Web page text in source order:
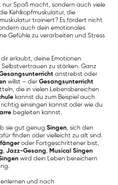
nur Spaß macht, sondern auch viele
Kehlkopfmuskulatur, die
trainiert? Es fördert nicht
auch dein emotionales
Gefühle zu verarbeiten und Stress
erlaubt, deine Emotionen
zu stärken. Ganz
anstrebst oder
willst – derGesangsunterricht
die in vielen Lebensbereichen
kannst du zum Beispiel auch
einsingen kannst oder wie du
begleiten kannst.
sie gut genugSingen, sich den
finden oder vielleicht zu alt sind.
oder Fortgeschrittener bist,
,Jazz-Gesang, Musical Singen
wird dein Leben bereichern
und nach